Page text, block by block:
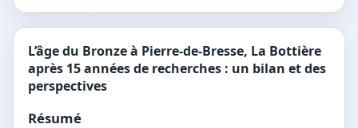
L’âge du Bronze à Pierre-de-Bresse, La Bottière
après 15 années de recherches : un bilan et des
perspectives
Résumé